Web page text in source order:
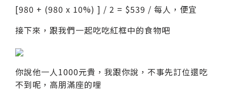
[980 + (980 x 10%) ] / 2 = $539 / 每人，便宜
接下來，跟我們一起吃吃紅框中的食物吧
你說他一人1000元貴，我跟你說，不事先訂位還吃
不到呢，高朋滿座的哩